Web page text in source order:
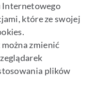
Internetowego
które ze swojej
zmienić
plików